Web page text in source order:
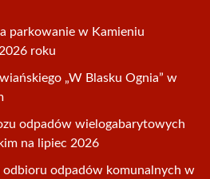
parkowanie w Kamieniu
roku
„W Blasku Ognia” w
odpadów wielogabarytowych
na lipiec 2026
odpadów komunalnych w